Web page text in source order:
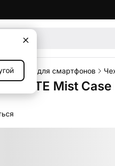
Чехлы для смартфонов
LITE Mist